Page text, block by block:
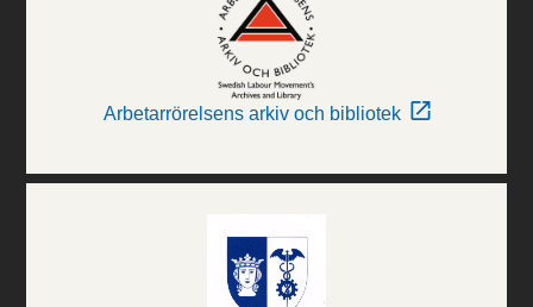
Arbetarrörelsens arkiv och bibliotek